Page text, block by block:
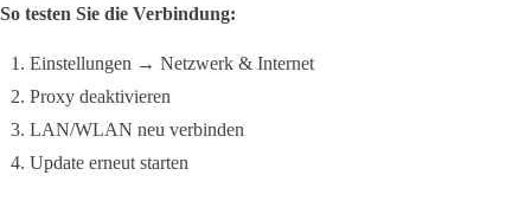
So testen Sie die Verbindung:
Einstellungen → Netzwerk & Internet
Proxy deaktivieren
LAN/WLAN neu verbinden
Update erneut starten